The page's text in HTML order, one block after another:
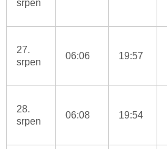
srpen
27.
srpen
06:06 19:57
28.
srpen
06:08 19:54